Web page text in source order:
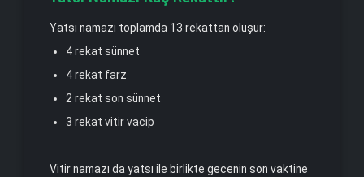
Yatsı namazı toplamda 13 rekattan oluşur:
4 rekat sünnet
4 rekat farz
2 rekat son sünnet
3 rekat vitir vacip
Vitir namazı da yatsı ile birlikte gecenin son vaktine